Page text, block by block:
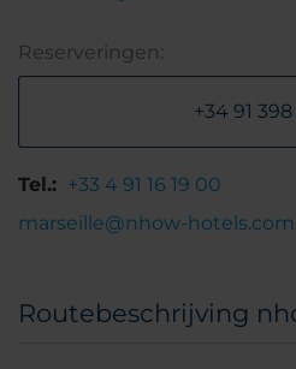
Reserveringen:
+34 91 398
Tel.: +33 4 91 16 19 00
marseille@nhow-hotels.com
Routebeschrijving